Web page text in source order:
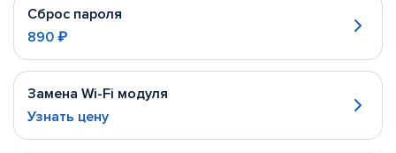
Сброс пароля
890 ₽
Замена Wi-Fi модуля
Узнать цену